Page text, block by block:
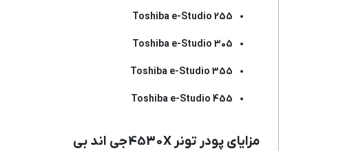
Toshiba e-Studio 255
Toshiba e-Studio 305
Toshiba e-Studio 355
Toshiba e-Studio 455
مزایای پودر تونر 4530X جی اند بی